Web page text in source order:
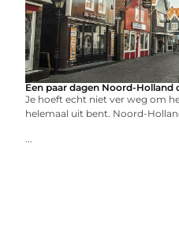
Een paar dagen Noord-Holland
Je hoeft echt niet ver weg om
helemaal uit bent. Noord-
...